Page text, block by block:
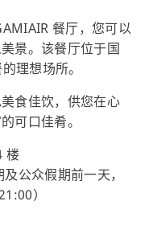
餐厅，您可以
景。该餐厅位于国
理想场所。
食佳饮，供您在心
可口佳肴。
楼
公众假期前一天，
）